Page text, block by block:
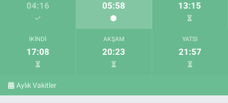
04:16 05:58 13:15
İKINDI
17:08
AKŞAM
20:23
YATSI
21:57
Aylık Vakitler